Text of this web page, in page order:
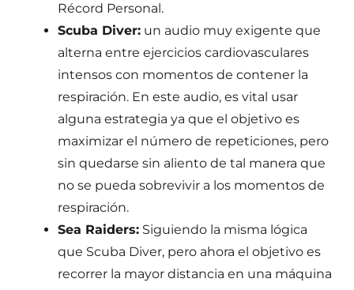
Récord Personal.
Scuba Diver: un audio muy exigente que
alterna entre ejercicios cardiovasculares
intensos con momentos de contener la
respiración. En este audio, es vital usar
alguna estrategia ya que el objetivo es
maximizar el número de repeticiones, pero
sin quedarse sin aliento de tal manera que
no se pueda sobrevivir a los momentos de
respiración.
Sea Raiders: Siguiendo la misma lógica
que Scuba Diver, pero ahora el objetivo es
recorrer la mayor distancia en una máquina